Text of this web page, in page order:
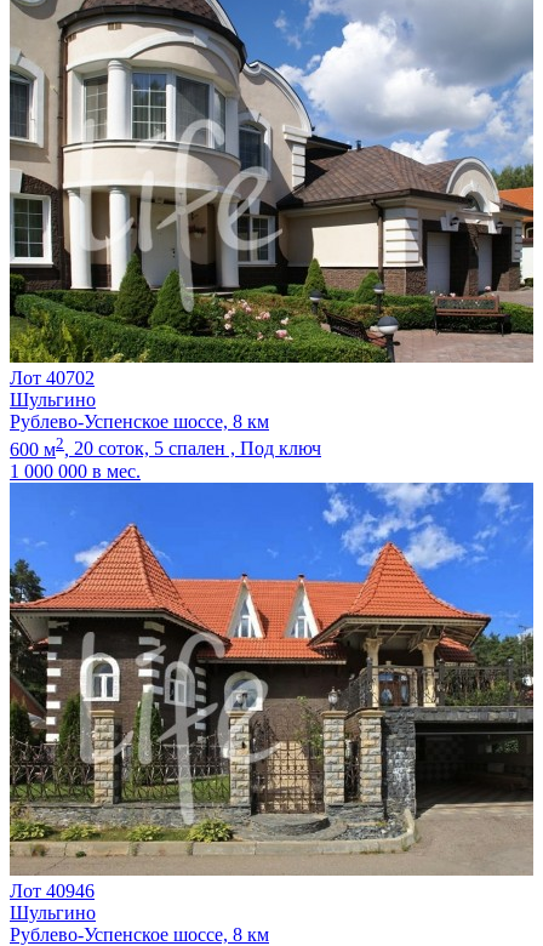
Лот 40702
Шульгино
Рублево-Успенское шоссе, 8 км
600 м2, 20 соток, 5 спален , Под ключ
1 000 000 в мес.
Лот 40946
Шульгино
Рублево-Успенское шоссе, 8 км